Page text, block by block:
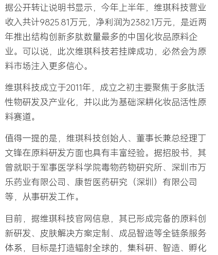
据公开转让说明书显示，今年上半年，维琪科技营业
收入共计9825.81万元，净利润为2382.1万元，是近两
年推出结构创新多肽数量最多的中国化妆品原料企
业。可以说，此次维琪科技若挂牌成功，必然会为原
料市场注入更多信心。
维琪科技成立于2011年，成立之初主要聚焦于多肽活
性物研发及产业化，并以此为基础深耕化妆品活性原
料赛道。
值得一提的是，维琪科技创始人、董事长兼总经理丁
文锋在原料研发方面也具有丰富经验。据招股书，其
曾就职于军事医学科学院毒物药物研究所、深圳市万
乐药业有限公司、康哲医药研究（深圳）有限公司
等，从事研发工作。
目前，据维琪科技官网信息，其已形成完备的原料创
新研发、皮肤解决方案定制、成品智造等全链条服务
体系，目标是打造辐射全球的，集科研、智造、孵化